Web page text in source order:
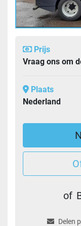
Prijs
Vraag ons om
Plaats
Nederland
of
Delen